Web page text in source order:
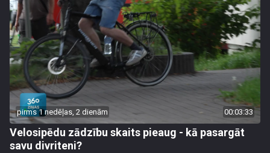
pirms 1 nedēļas, 2 dienām 00:03:33
Velosipēdu zādzību skaits pieaug - kā pasargāt
savu divriteni?